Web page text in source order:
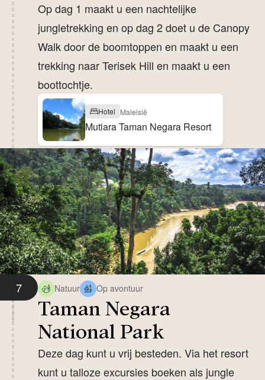
Op dag 1 maakt u een nachtelijke
jungletrekking en op dag 2 doet u de Canopy
Walk door de boomtoppen en maakt u een
trekking naar Terisek Hill en maakt u een
boottochtje.
Hotel Maleisië
Mutiara Taman Negara Resort
7 Natuur Op avontuur
Taman Negara
National Park
Deze dag kunt u vrij besteden. Via het resort
kunt u talloze excursies boeken als jungle